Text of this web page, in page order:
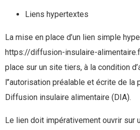
Liens hypertextes
La mise en place d’un lien simple
https://diffusion-insulaire-
place sur un site tiers, à la condition
l’’autorisation préalable et écrite de la
Diffusion insulaire alimentaire (DIA).
Le lien doit impérativement ouvrir sur